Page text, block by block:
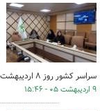
سراسر کشور روز ۸ اردیبهشت ۱۴۰۵ برگزار شد.
۹ اردیبهشت ۰۵ - ۱۵:۴۶